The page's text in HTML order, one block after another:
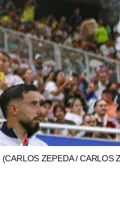
(CARLOS ZEPEDA / CARLOS